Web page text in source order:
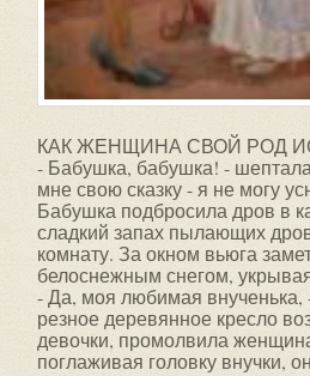
КАК ЖЕНЩИНА СВОЙ РОД
- Бабушка, бабушка! -
мне свою сказку - я не могу
Бабушка подбросила дров в
сладкий запах пылающих
комнату. За окном вьюга
белоснежным снегом,
- Да, моя любимая внученька,
резное деревянное кресло
девочки, промолвила
поглаживая головку внучки,